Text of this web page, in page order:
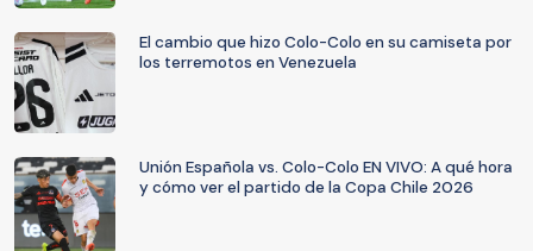
El cambio que hizo Colo-Colo en su camiseta por
los terremotos en Venezuela
Unión Española vs. Colo-Colo EN VIVO: A qué hora
y cómo ver el partido de la Copa Chile 2026